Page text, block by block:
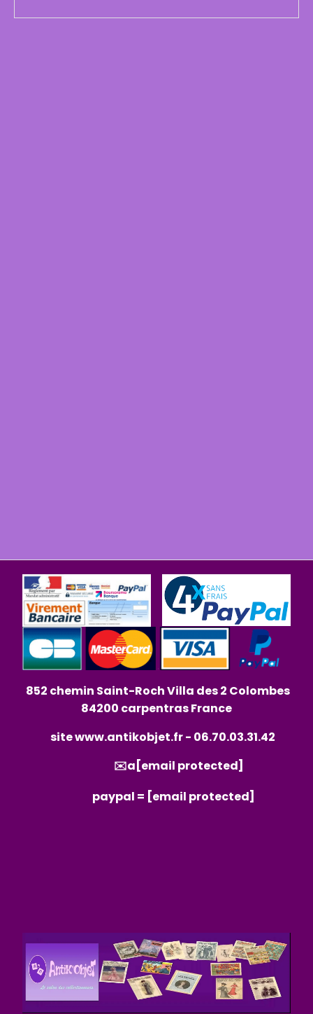
852 chemin Saint-Roch Villa des 2 Colombes
84200 carpentras France
sitewww.antikobjet.fr- 06.70.03.31.42
✉️a [email protected]
paypal = [email protected]